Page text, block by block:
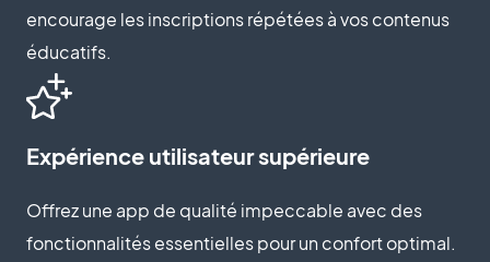
encourage les inscriptions répétées à vos contenus
éducatifs.
Expérience utilisateur supérieure
Offrez une app de qualité impeccable avec des
fonctionnalités essentielles pour un confort optimal.